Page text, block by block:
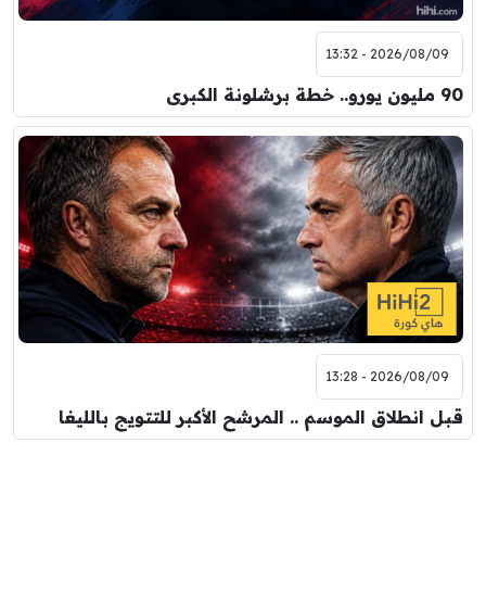
2026/08/09 - 13:32
90 مليون يورو.. خطة برشلونة الكبرى
2026/08/09 - 13:28
قبل انطلاق الموسم .. المرشح الأكبر للتتويج بالليغا